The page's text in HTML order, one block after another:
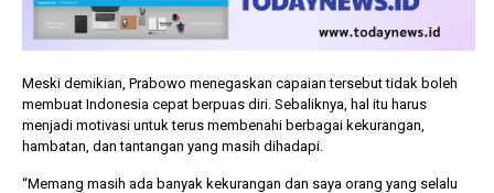
Meski demikian, Prabowo menegaskan capaian tersebut tidak boleh
membuat Indonesia cepat berpuas diri. Sebaliknya, hal itu harus
menjadi motivasi untuk terus membenahi berbagai kekurangan,
hambatan, dan tantangan yang masih dihadapi.
“Memang masih ada banyak kekurangan dan saya orang yang selalu